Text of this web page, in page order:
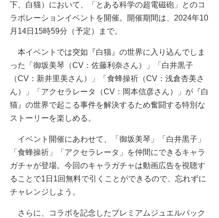
下、白猫）において、「とある科学の超電磁砲」とのコ
ラボレーションイベントを開催。開催期間は、2024年10
月14日15時59分（予定）まで。
本イベントでは突如『白猫』の世界に入り込んでしま
った「御坂美琴（CV：佐藤利奈さん）」「白井黒子
（CV：新井里美さん）」「食蜂操祈（CV：浅倉杏美さ
ん）」「アクセラレータ（CV：岡本信彦さん）」が『白
猫』の世界で起こる事件を解決するため奮闘する特別な
ストーリーを楽しめる。
イベント開催にあわせて、「御坂美琴」「白井黒子」
「食蜂操祈」「アクセラレータ」を仲間にできるキャラ
ガチャが登場。今回のキャラガチャは動画広告を視聴す
ることで1日1回無料で引くことができるので、忘れずに
チャレンジしよう。
さらに、コラボを記念したプレミアムジュエルパック